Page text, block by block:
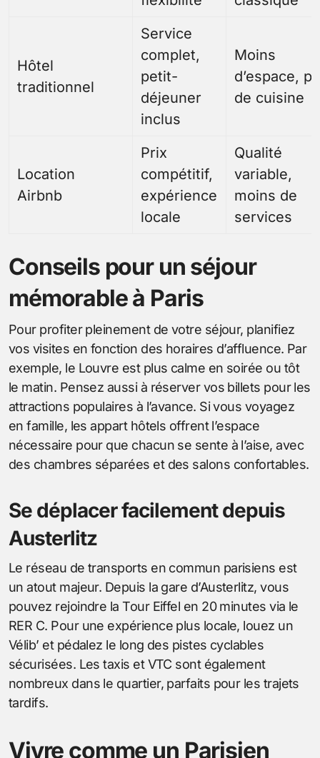
Hôtel
traditionnel
Service
complet,
petit-
déjeuner
inclus
Moins
d’espace,
de cuisine
Location
Airbnb
Prix
compétitif,
expérience
locale
Qualité
variable,
moins de
services
Conseils pour un séjour
mémorable à Paris
Pour profiter pleinement de votre séjour, planifiez
vos visites en fonction des horaires d’affluence. Par
exemple, le Louvre est plus calme en soirée ou tôt
le matin. Pensez aussi à réserver vos billets pour les
attractions populaires à l’avance. Si vous voyagez
en famille, les appart hôtels offrent l’espace
nécessaire pour que chacun se sente à l’aise, avec
des chambres séparées et des salons confortables.
Se déplacer facilement depuis
Austerlitz
Le réseau de transports en commun parisiens est
un atout majeur. Depuis la gare d’Austerlitz, vous
pouvez rejoindre la Tour Eiffel en 20 minutes via le
RER C. Pour une expérience plus locale, louez un
Vélib’ et pédalez le long des pistes cyclables
sécurisées. Les taxis et VTC sont également
nombreux dans le quartier, parfaits pour les trajets
tardifs.
Vivre comme un Parisien